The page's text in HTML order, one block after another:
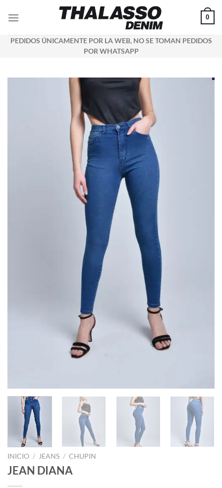
0
PEDIDOS ÚNICAMENTE POR LA WEB, NO SE TOMAN PEDIDOS
POR WHATSAPP
INICIO / JEANS / CHUPIN
JEAN DIANA